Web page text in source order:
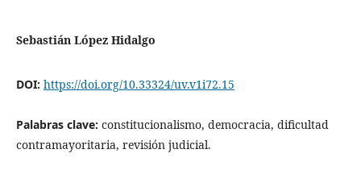
Sebastián López Hidalgo
DOI: https://doi.org/10.33324/uv.v1i72.15
Palabras clave: constitucionalismo, democracia, dificultad
contramayoritaria, revisión judicial.